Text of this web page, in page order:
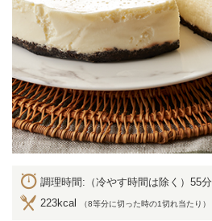
調理時間:（冷やす時間は除く）55分
223kcal
（8等分に切った時の1切れ当たり）